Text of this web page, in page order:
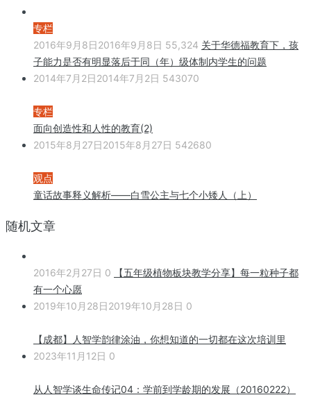
专栏
2016年9月8日2016年9月8日 55,324 关于华德福教育下，孩
子能力是否有明显落后于同（年）级体制内学生的问题
2014年7月2日2014年7月2日 543070
专栏
面向创造性和人性的教育(2)
2015年8月27日2015年8月27日 542680
观点
童话故事释义解析——白雪公主与七个小矮人（上）
随机文章
2016年2月27日 0
【五年级植物板块教学分享】每一粒种子都
有一个心愿
2019年10月28日2019年10月28日 0
【成都】人智学韵律涂油，你想知道的一切都在这次培训里
2023年11月12日 0
从人智学谈生命传记04：学前到学龄期的发展（20160222）